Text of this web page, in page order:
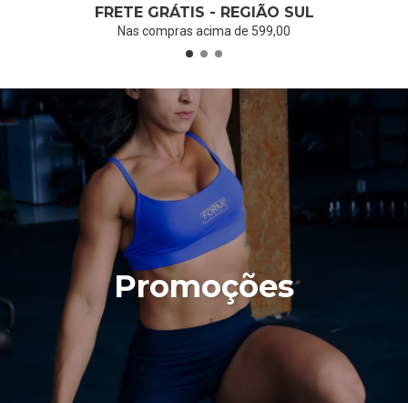
FRETE GRÁTIS - REGIÃO SUL
Nas compras acima de 599,00
Promoções